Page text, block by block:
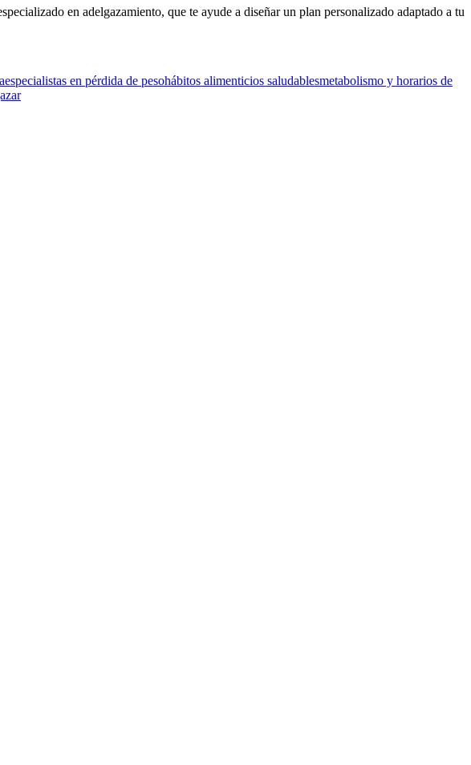
en adelgazamiento, que te ayude a diseñar un plan personalizado adaptado a tu
especialistas en pérdida de pesohábitos alimenticios saludablesmetabolismo y horarios de